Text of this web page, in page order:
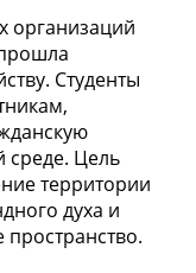
организаций
Студенты
Цель
территории
духа и
пространство.